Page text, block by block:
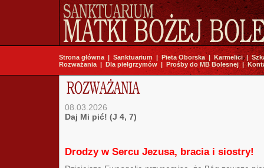
Strona główna | Sanktuarium|Pieta Oborska|Karmelici|
Rozważania | Dla pielgrzymów | Prośby do MB Bolesnej|
08.03.2026
Daj Mi pić! (J 4, 7)
Drodzy w Sercu Jezusa, bracia i siostry!